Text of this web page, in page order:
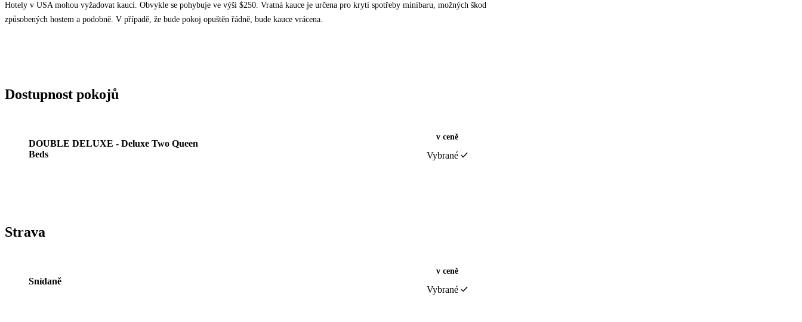
Hotely v USA mohou vyžadovat kauci. Obvykle se pohybuje ve výši $250. Vratná kauce je určena pro krytí spotřeby minibaru, možných škod
způsobených hostem a podobně. V případě, že bude pokoj opuštěn řádně, bude kauce vrácena.
Dostupnost pokojů
DOUBLE DELUXE - Deluxe Two Queen
Beds
v ceně
Vybrané
Strava
Snídaně
v ceně
Vybrané